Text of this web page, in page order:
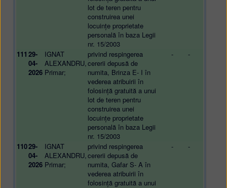
lot de teren pentru
construirea unei
locuințe proprietate
personală în baza Legii
nr. 15/2003
111 29-
04-
2026
IGNAT
ALEXANDRU,
Primar;
privind respingerea
cererii depusă de
numita, Brinza E- I în
vederea atribuirii în
folosință gratuită a unui
lot de teren pentru
construirea unei
locuințe proprietate
personală în baza Legii
nr. 15/2003
- -
11029-
04-
2026
IGNAT
ALEXANDRU,
Primar;
privind respingerea
cererii depusă de
numita, Gafar S- A în
vederea atribuirii în
folosință gratuită a unui
- -